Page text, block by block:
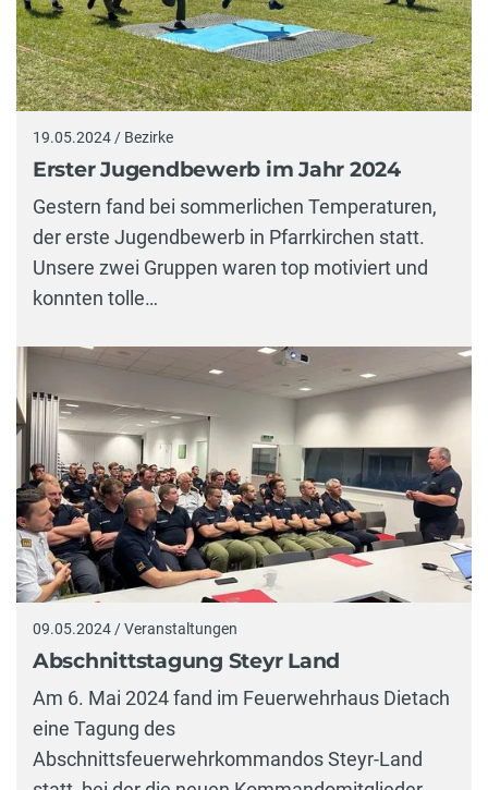
19.05.2024 / Bezirke
Erster Jugendbewerb im Jahr 2024
Gestern fand bei sommerlichen Temperaturen,
der erste Jugendbewerb in Pfarrkirchen statt.
Unsere zwei Gruppen waren top motiviert und
konnten tolle…
09.05.2024 / Veranstaltungen
Abschnittstagung Steyr Land
Am 6. Mai 2024 fand im Feuerwehrhaus Dietach
eine Tagung des
Abschnittsfeuerwehrkommandos Steyr-Land